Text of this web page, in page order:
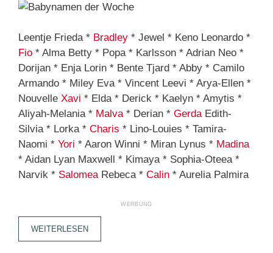
Leentje Frieda * Bradley * Jewel * Keno Leonardo *
Fio * Alma Betty * Popa * Karlsson * Adrian Neo *
Dorijan * Enja Lorin * Bente Tjard * Abby * Camilo
Armando * Miley Eva * Vincent Leevi * Arya-Ellen *
Nouvelle Xavi * Elda * Derick * Kaelyn * Amytis *
Aliyah-Melania * Malva* Derian * GerdaEdith-
Silvia * Lorka * Charis * Lino-Louies * Tamira-
Naomi * Yori * Aaron Winni * Miran Lynus * Madina
* Aidan Lyan Maxwell * Kimaya * Sophia-Oteea *
Narvik * SalomeaRebeca * Calin * Aurelia Palmira
WEITERLESEN